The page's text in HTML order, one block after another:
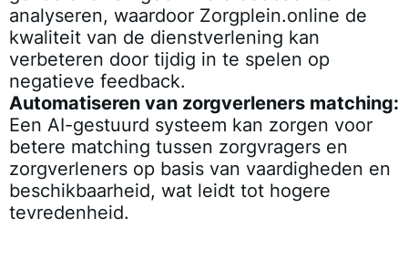
analyseren, waardoor Zorgplein.online de
kwaliteit van de dienstverlening kan
verbeteren door tijdig in te spelen op
negatieve feedback.
Automatiseren van zorgverleners matching:
Een AI-gestuurd systeem kan zorgen voor
betere matching tussen zorgvragers en
zorgverleners op basis van vaardigheden en
beschikbaarheid, wat leidt tot hogere
tevredenheid.